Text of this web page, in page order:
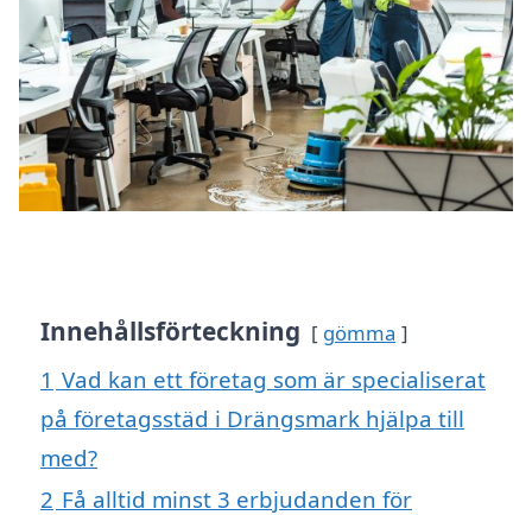
Innehållsförteckning gömma
1 Vad kan ett företag som är specialiserat
på företagsstäd i Drängsmark hjälpa till
med?
2 Få alltid minst 3 erbjudanden för